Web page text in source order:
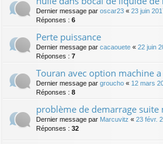
Dernier message par oscar23 « 23 juin
Réponses : 6
Perte puissance
Dernier message par cacaouete « 22 juin
Réponses : 7
Touran avec option machine
Dernier message par groucho « 12 mars
Réponses : 8
problème de demarrage suite
Dernier message par Marcuvitz « 23 févr.
Réponses : 32